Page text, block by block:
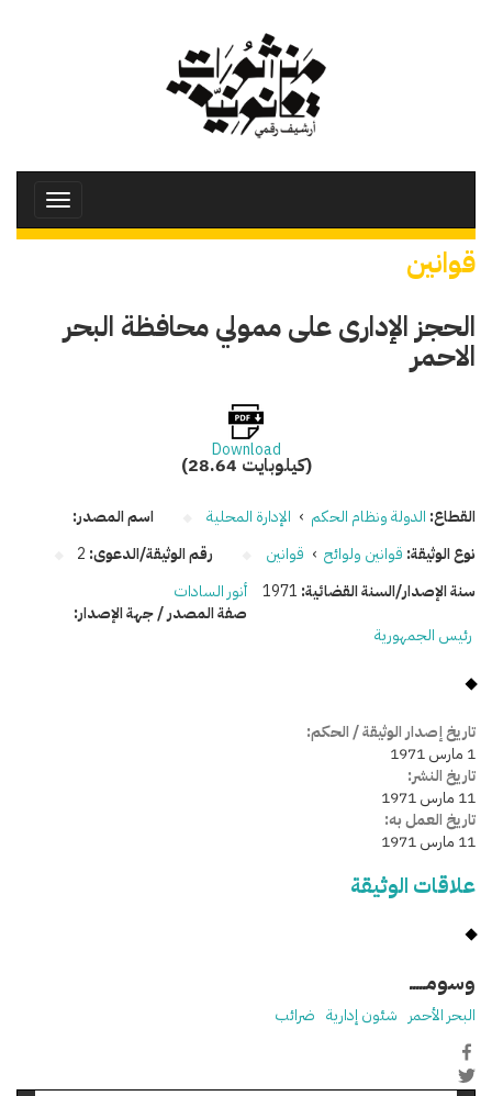
Toggle
قوانين
الحجز الإدارى على ممولي محافظة البحر
الاحمر
Download
(28.64 كيلوبايت)
القطاع: الدولة ونظام الحكم › الإدارة المحلية
نوع الوثيقة: قوانين ولوائح › قوانين رقم الوثيقة/الدعوى: 2
سنة الإصدار/السنة القضائية: 1971
اسم المصدر:
أنور السادات
صفة المصدر / جهة الإصدار:
رئيس الجمهورية
تاريخ إصدار الوثيقة / الحكم:
1 مارس 1971
تاريخ النشر:
11 مارس 1971
تاريخ العمل به:
11 مارس 1971
علاقات الوثيقة
وسومـــــ
البحر الأحمر شئون إدارية ضرائب